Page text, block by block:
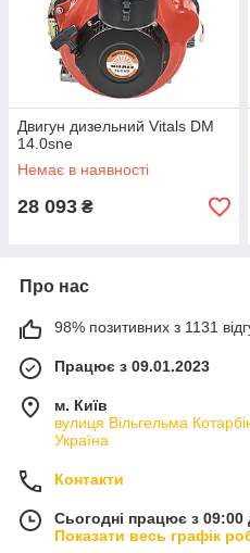
Двигун дизельний Vitals DM
14.0sne
Немає в наявності
28 093 ₴
Про нас
98% позитивних з 1131
Працює з 09.01.2023
м. Київ
вулиця Вільгельма
Україна
Контакти
Сьогодні працює з 09:00
Показати весь графік